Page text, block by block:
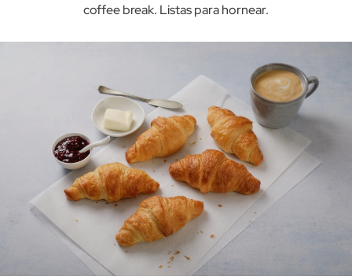
coffee break. Listas para hornear.